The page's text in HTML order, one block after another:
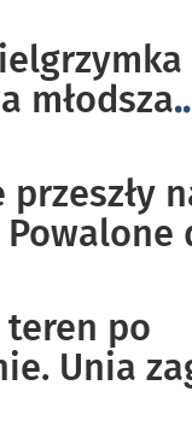
młodsza
przeszły
po
Unia